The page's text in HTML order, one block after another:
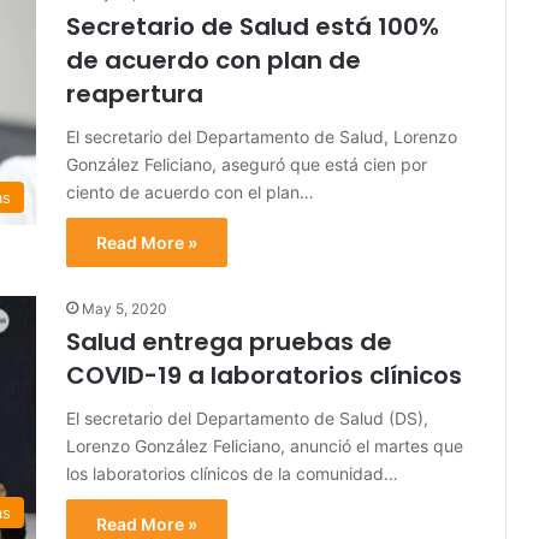
Secretario de Salud está 100%
de acuerdo con plan de
reapertura
El secretario del Departamento de Salud, Lorenzo
González Feliciano, aseguró que está cien por
ciento de acuerdo con el plan…
Read More »
May 5, 2020
Salud entrega pruebas de
COVID-19 a laboratorios clínicos
El secretario del Departamento de Salud (DS),
Lorenzo González Feliciano, anunció el martes que
los laboratorios clínicos de la comunidad…
Read More »